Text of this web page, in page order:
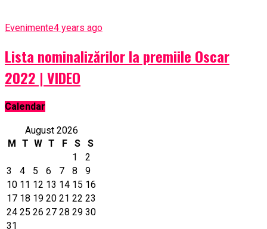
Evenimente4 years ago
Lista nominalizărilor la premiile Oscar
2022 | VIDEO
Calendar
August 2026
M
T W T F S
S
1
2
3
4 5 6 7 8
9
10 11 12 13 14 15 16
17 18 19 20 21 22 23
24 25 26 27 28 29 30
31